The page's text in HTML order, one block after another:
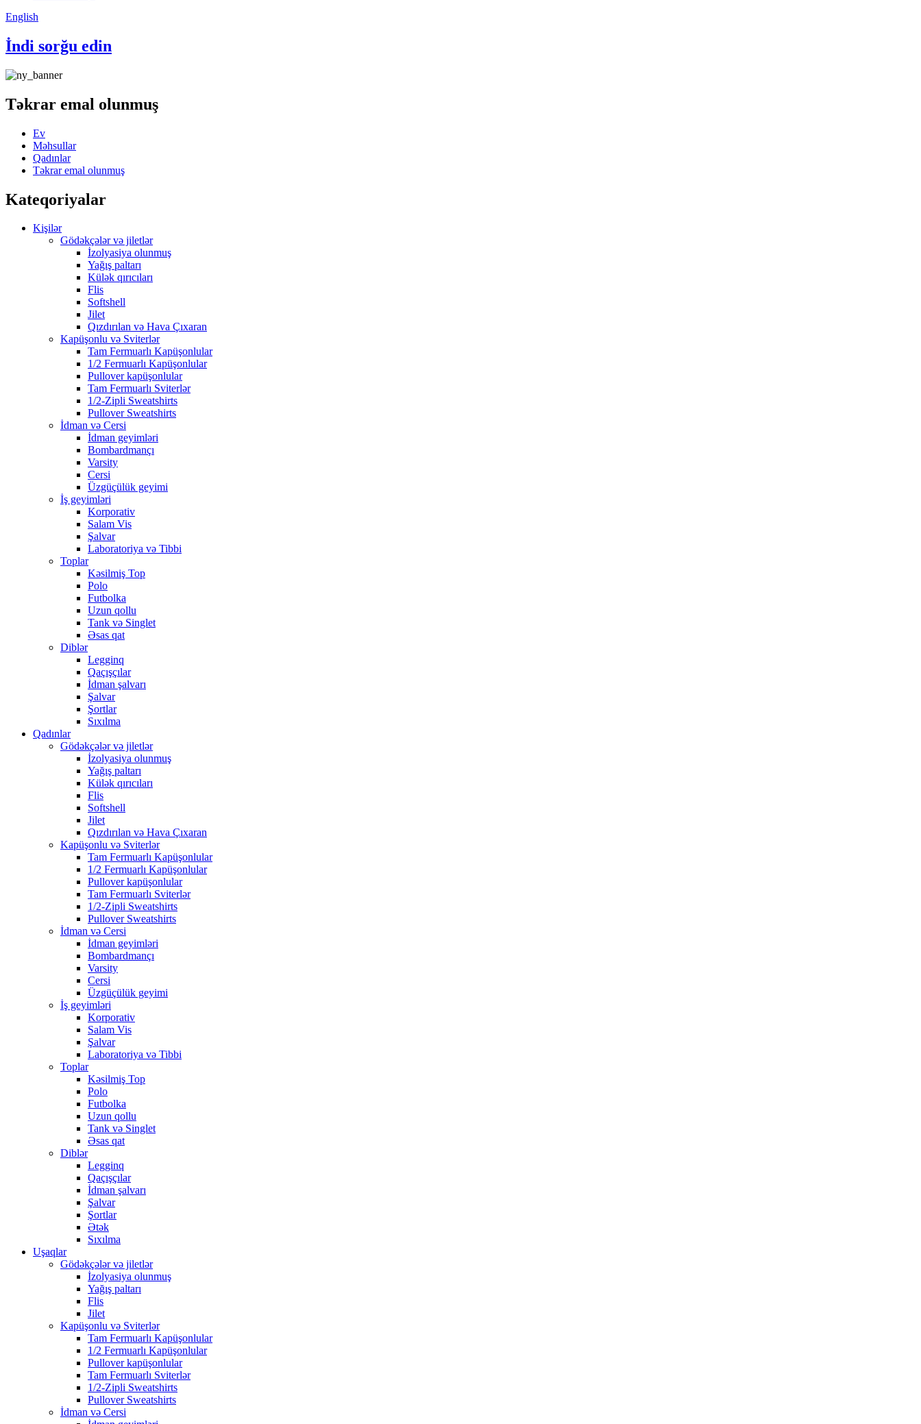
English
İndi sorğu edin
Təkrar emal olunmuş
Ev
Məhsullar
Qadınlar
Təkrar emal olunmuş
Kateqoriyalar
Kişilər
Gödəkçələr və jiletlər
İzolyasiya olunmuş
Yağış paltarı
Külək qırıcıları
Flis
Softshell
Jilet
Qızdırılan və Hava Çıxaran
Kapüşonlu və Sviterlər
Tam Fermuarlı Kapüşonlular
1/2 Fermuarlı Kapüşonlular
Pullover kapüşonlular
Tam Fermuarlı Sviterlər
1/2-Zipli Sweatshirts
Pullover Sweatshirts
İdman və Cersi
İdman geyimləri
Bombardmançı
Varsity
Cersi
Üzgüçülük geyimi
İş geyimləri
Korporativ
Salam Vis
Şalvar
Laboratoriya və Tibbi
Toplar
Kəsilmiş Top
Polo
Futbolka
Uzun qollu
Tank və Singlet
Əsas qat
Diblər
Legginq
Qaçışçılar
İdman şalvarı
Şalvar
Şortlar
Sıxılma
Qadınlar
Gödəkçələr və jiletlər
İzolyasiya olunmuş
Yağış paltarı
Külək qırıcıları
Flis
Softshell
Jilet
Qızdırılan və Hava Çıxaran
Kapüşonlu və Sviterlər
Tam Fermuarlı Kapüşonlular
1/2 Fermuarlı Kapüşonlular
Pullover kapüşonlular
Tam Fermuarlı Sviterlər
1/2-Zipli Sweatshirts
Pullover Sweatshirts
İdman və Cersi
İdman geyimləri
Bombardmançı
Varsity
Cersi
Üzgüçülük geyimi
İş geyimləri
Korporativ
Salam Vis
Şalvar
Laboratoriya və Tibbi
Toplar
Kəsilmiş Top
Polo
Futbolka
Uzun qollu
Tank və Singlet
Əsas qat
Diblər
Legginq
Qaçışçılar
İdman şalvarı
Şalvar
Şortlar
Ətək
Sıxılma
Uşaqlar
Gödəkçələr və jiletlər
İzolyasiya olunmuş
Yağış paltarı
Flis
Jilet
Kapüşonlu və Sviterlər
Tam Fermuarlı Kapüşonlular
1/2 Fermuarlı Kapüşonlular
Pullover kapüşonlular
Tam Fermuarlı Sviterlər
1/2-Zipli Sweatshirts
Pullover Sweatshirts
İdman və Cersi